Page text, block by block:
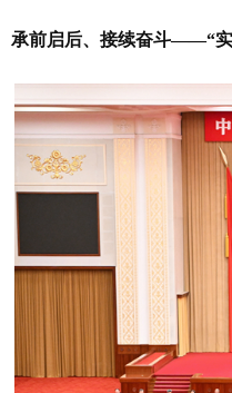
承前启后、接续奋斗——“实